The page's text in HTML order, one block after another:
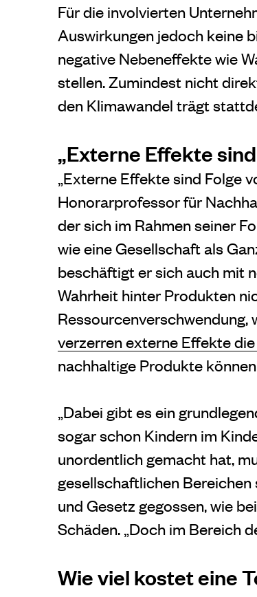
Für die involvierten
Auswirkungen jedoch keine
negative Nebeneffekte wie
stellen. Zumindest nicht
den Klimawandel trägt
„Externe Effekte
„Externe Effekte sind Folge
Honorarprofessor für
der sich im Rahmen seiner
wie eine Gesellschaft als
beschäftigt er sich auch mit
Wahrheit hinter Produkten
verzerren externe Effekte
nachhaltige Produkte
„Dabei gibt es ein
sogar schon Kindern im
unordentlich gemacht hat,
gesellschaftlichen
und Gesetz gegossen, wie
Schäden. „Doch im Bereich
Wie viel kostet eine